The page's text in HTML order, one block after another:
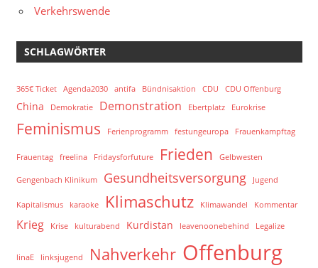
Verkehrswende
SCHLAGWÖRTER
365€ Ticket Agenda2030 antifa Bündnisaktion CDU CDU Offenburg
China Demokratie Demonstration Ebertplatz Eurokrise
Feminismus Ferienprogramm festungeuropa Frauenkampftag
Frauentag freelina Fridaysforfuture Frieden Gelbwesten
Gengenbach Klinikum Gesundheitsversorgung Jugend
Kapitalismus karaoke Klimaschutz Klimawandel Kommentar
Krieg Krise kulturabend Kurdistan leavenoonebehind Legalize
linaE linksjugend Nahverkehr Offenburg